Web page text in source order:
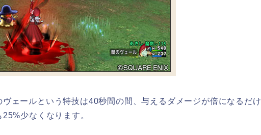
ェールという特技は40秒間の間、与えるダメージが倍になるだけ
少なくなります。